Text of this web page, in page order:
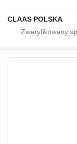
CLAAS POLSKA